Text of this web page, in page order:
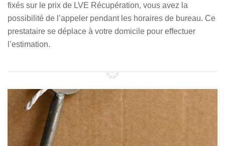
fixés sur le prix de LVE Récupération, vous avez la
possibilité de l’appeler pendant les horaires de bureau. Ce
prestataire se déplace à votre domicile pour effectuer
l’estimation.